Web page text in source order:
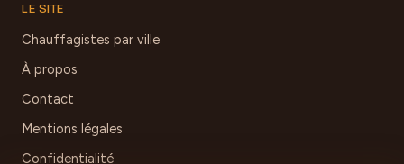
LE SITE
Chauffagistes par ville
À propos
Contact
Mentions légales
Confidentialité